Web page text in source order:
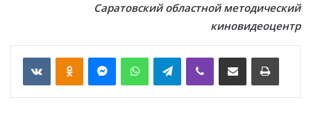
Саратовский областной методический
киновидеоцентр
VKontakte WhatsApp Telegram